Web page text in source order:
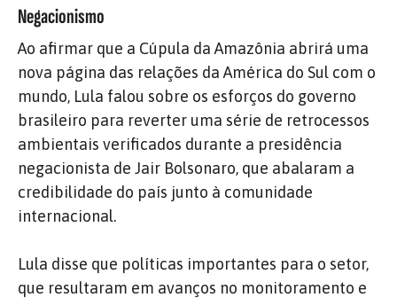
Negacionismo
Ao afirmar que a Cúpula da Amazônia abrirá uma
nova página das relações da América do Sul com o
mundo, Lula falou sobre os esforços do governo
brasileiro para reverter uma série de retrocessos
ambientais verificados durante a presidência
negacionista de Jair Bolsonaro, que abalaram a
credibilidade do país junto à comunidade
internacional.
Lula disse que políticas importantes para o setor,
que resultaram em avanços no monitoramento e